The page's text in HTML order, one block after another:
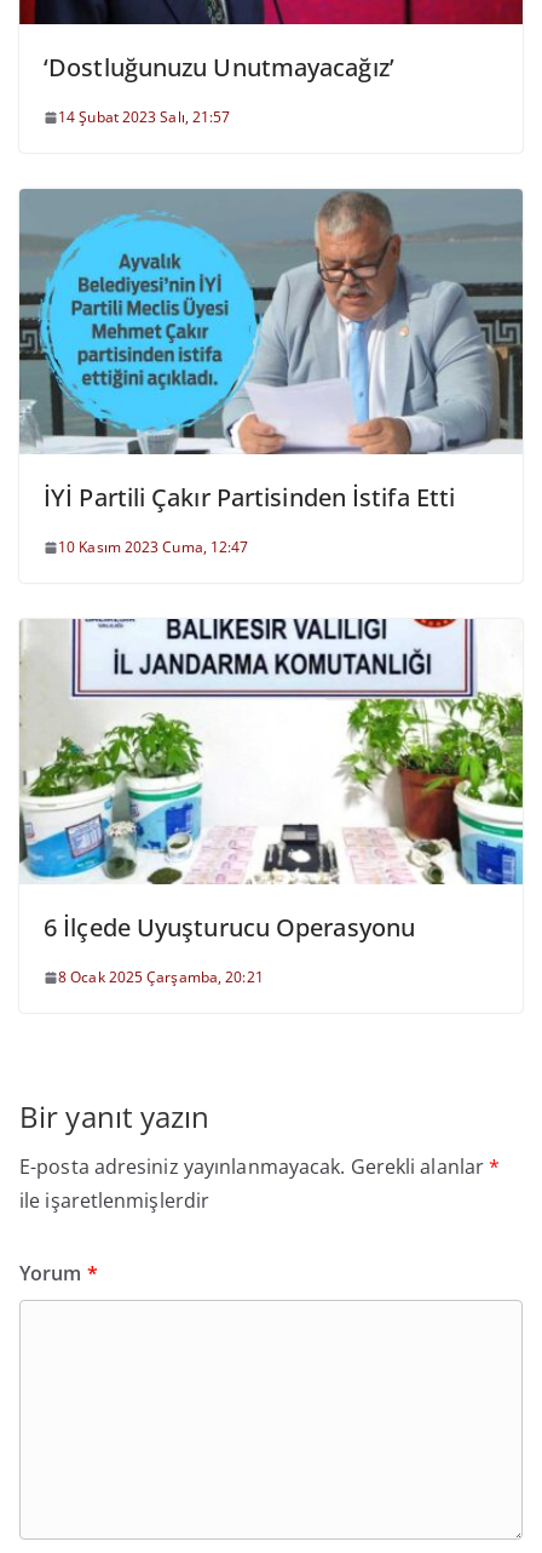
‘Dostluğunuzu Unutmayacağız’
14 Şubat 2023 Salı, 21:57
İYİ Partili Çakır Partisinden İstifa Etti
10 Kasım 2023 Cuma, 12:47
6 İlçede Uyuşturucu Operasyonu
8 Ocak 2025 Çarşamba, 20:21
Bir yanıt yazın
E-posta adresiniz yayınlanmayacak. Gerekli alanlar*
ile işaretlenmişlerdir
Yorum *